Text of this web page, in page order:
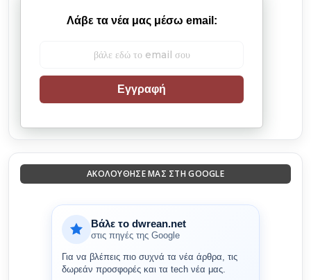
Λάβε τα νέα μας μέσω email:
Εγγραφή
ΑΚΟΛΟΎΘΗΣΈ ΜΑΣ ΣΤΗ GOOGLE
Βάλε το dwrean.net
στις πηγές της Google
Για να βλέπεις πιο συχνά τα νέα άρθρα, τις
δωρεάν προσφορές και τα tech νέα μας.